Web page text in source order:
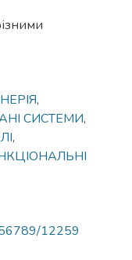
,
СИСТЕМИ,
,
12259